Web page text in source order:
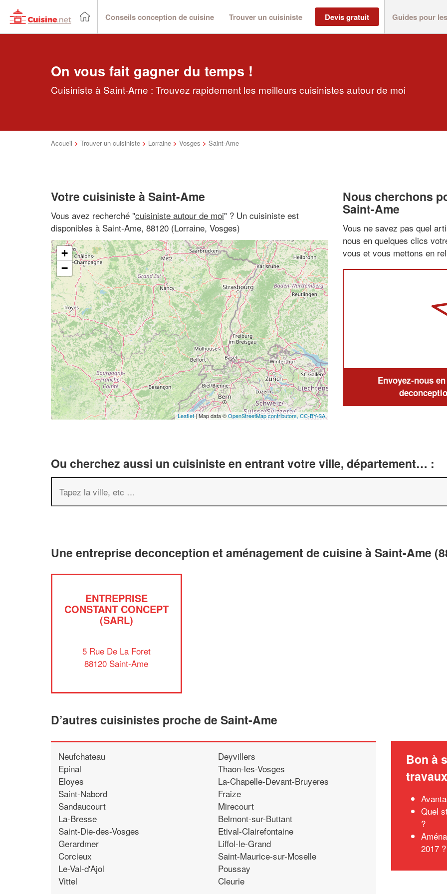
Conseils conception de cuisine Trouver un cuisiniste Devis gratuit Guides pour
On vous fait gagner du temps !
Cuisiniste à Saint-Ame : Trouvez rapidement les meilleurs cuisinistes autour de moi
Accueil > Trouver un cuisiniste > Lorraine > Vosges > Saint-Ame
Votre cuisiniste à Saint-Ame
Vous avez recherché "cuisiniste autour de moi" ? Un cuisiniste est
disponibles à Saint-Ame, 88120 (Lorraine, Vosges)
+
−
Leaflet| Map data ©OpenStreetMap contributors, CC-BY-SA
Nous cherchons
Saint-Ame
Vous ne savez pas quel
nous en quelques clics
vous et vous mettons en
Envoyez-nous
Ou cherchez aussi un cuisiniste en entrant votre ville, département… :
Une entreprise deconception et aménagement de cuisine à Saint-Ame
ENTREPRISE
CONSTANT CONCEPT
(SARL)
5 Rue De La Foret
88120 Saint-Ame
D’autres cuisinistes proche de Saint-Ame
Neufchateau
Epinal
Eloyes
Saint-Nabord
Sandaucourt
La-Bresse
Saint-Die-des-Vosges
Gerardmer
Corcieux
Le-Val-d'Ajol
Vittel
Deyvillers
Thaon-les-Vosges
La-Chapelle-Devant-Bruyeres
Fraize
Mirecourt
Belmont-sur-Buttant
Etival-Clairefontaine
Liffol-le-Grand
Saint-Maurice-sur-Moselle
Poussay
Cleurie
Bon à
travaux
Quel
?
2017 ?